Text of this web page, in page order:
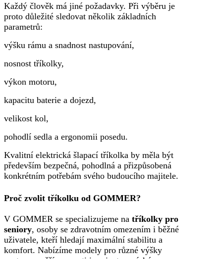
Každý člověk má jiné požadavky. Při výběru je
proto důležité sledovat několik základních
parametrů:
výšku rámu a snadnost nastupování,
nosnost tříkolky,
výkon motoru,
kapacitu baterie a dojezd,
velikost kol,
pohodlí sedla a ergonomii posedu.
Kvalitní elektrická šlapací tříkolka by měla být
především bezpečná, pohodlná a přizpůsobená
konkrétním potřebám svého budoucího majitele.
Proč zvolit tříkolku od GOMMER?
V GOMMER se specializujeme na tříkolky pro
seniory, osoby se zdravotním omezením i běžné
uživatele, kteří hledají maximální stabilitu a
komfort. Nabízíme modely pro různé výšky